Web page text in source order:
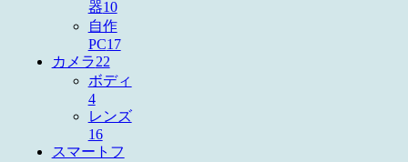
器10
自作
PC17
カメラ22
ボディ
4
レンズ
16
スマートフ